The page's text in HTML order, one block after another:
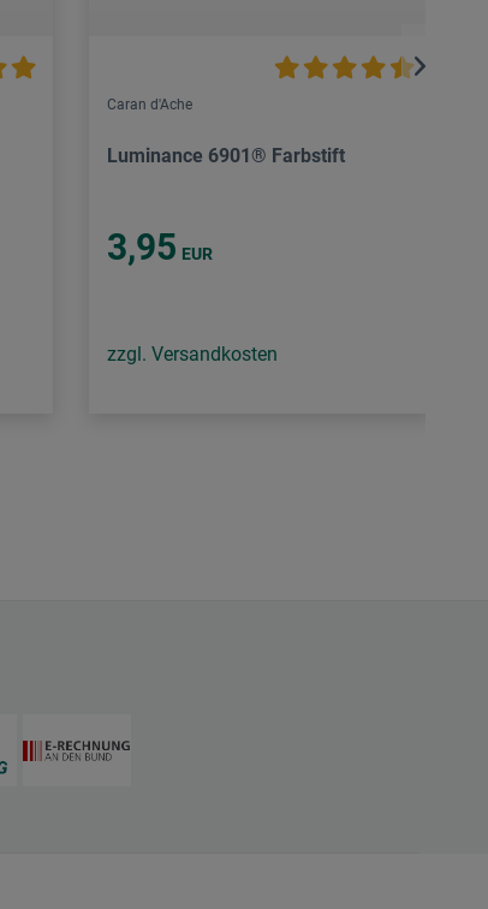
Caran d'Ache
Luminance 6901® Farbstift
3,95 EUR
zzgl. Versandkosten